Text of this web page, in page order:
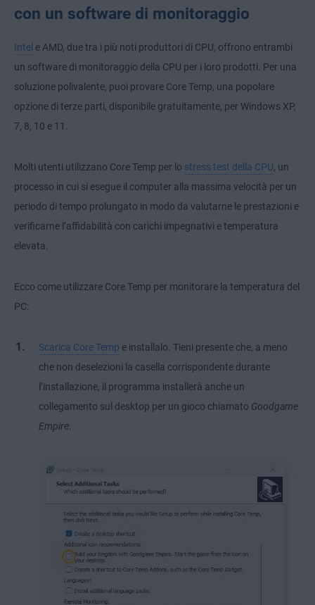
con un software di monitoraggio
Intel e AMD, due tra i più noti produttori di CPU, offrono entrambi
un software di monitoraggio della CPU per i loro prodotti. Per una
soluzione polivalente, puoi provare Core Temp, una popolare
opzione di terze parti, disponibile gratuitamente, per Windows XP,
7, 8, 10 e 11.
Molti utenti utilizzano Core Temp per lo stress test della CPU, un
processo in cui si esegue il computer alla massima velocità per un
periodo di tempo prolungato in modo da valutarne le prestazioni e
verificarne l’affidabilità con carichi impegnativi e temperatura
elevata.
Ecco come utilizzare Core Temp per monitorare la temperatura del
PC:
Scarica Core Temp e installalo. Tieni presente che, a meno
che non deselezioni la casella corrispondente durante
l’installazione, il programma installerà anche un
collegamento sul desktop per un gioco chiamato Goodgame
Empire.